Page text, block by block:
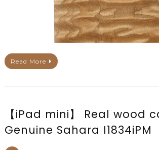
Read More
【iPad mini】 Real wood
Genuine Sahara I1834iPM